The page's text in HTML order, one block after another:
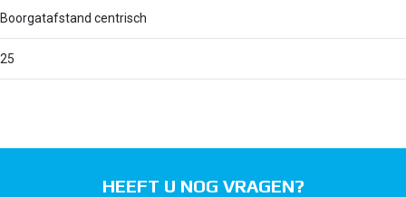
Boorgatafstand centrisch
25
HEEFT U NOG VRAGEN?